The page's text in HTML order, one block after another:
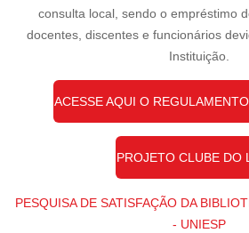
consulta local, sendo o empréstimo
docentes, discentes e funcionários
Instituição.
ACESSE AQUI O
PROJETO CLUBE DO
PESQUISA DE SATISFAÇÃO DA
- UNIESP